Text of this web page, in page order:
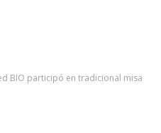
BIO participó en tradicional misa